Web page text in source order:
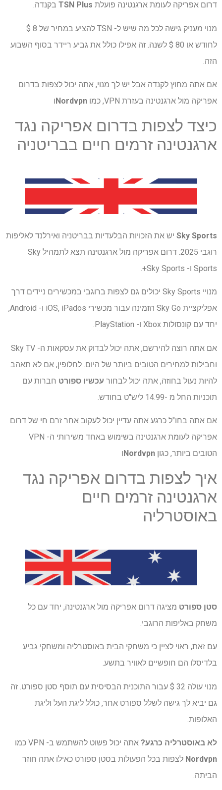
דרום אפריקה לעומת ארגנטינה פועלת TSN Plus בקנדה.
מנוי מעניק גישה לכל מה שיש ל- TSN להציע במחיר של 8 $
לחודש או 80 $ לשנה. זה אפילו כולל את גביע ריידר בסוף השבוע
הזה.
אם אתה מחוץ לקנדה אבל יש לך מנוי, אתה יכול לצפות בדרום
אפריקה מול ארגנטינה בעזרת VPN, כמו
Nordvpnו
כיצד לצפות בדרום אפריקה נגד
ארגנטינה זרמים חיים בבריטניה
Sky Sports יש את הזכויות הבלעדיות בבריטניה ואירלנד לאליפות
רוגבי 2025. דרום אפריקה מול ארגנטינה תצא לתמהיל Sky
Sports ו- Sky Sports+.
מנויי Sky Sports יכולים גם לצפות ברוגבי במכשירים ניידים דרך
אפליקציית Sky Go הזמינה עבור מכשירי iOS, iPados ו- Android,
יחד עם קונסולות Xbox ו- PlayStation.
אם אתה רוצה להירשם, אתה יכול לבדוק את עסקאות ה- Sky TV
וחבילות למחירים הטובים ביותר של היום. לחלופין, אם לא תאהב
להיות נעול בחוזה, אתה יכול לבחור עכשיו ספורט חברות עם
תוכניות החל מ -14.99 ליש"ט בחודש.
אם אתה בחו"ל כרגע אתה עדיין יכול לעקוב אחר זרם חי של דרום
אפריקה לעומת ארגנטינה בשימוש באחד משירותי ה- VPN
הטובים ביותר, כגון Nordvpn ו
איך לצפות בדרום אפריקה נגד
ארגנטינה זרמים חיים
באוסטרליה
סטן ספורט מציגה דרום אפריקה מול ארגנטינה, יחד עם כל
משחק באליפות הרוגבי.
עם זאת, ראוי לציין כי משחקי הבית באוסטרליה ומשחקי גביע
בלדיסלו הם חופשיים לאוויר בתשע.
מנוי עולה 32 $ עבור התוכנית הבסיסית עם תוסף סטן ספורט. זה
גם יביא לך גישה לשלל ספורט אחר, כולל ליגת העל וליגת
האלופות.
לא באוסטרליה כרגע? אתה יכול פשוט להשתמש ב- VPN כמו
Nordvpn לצפות בכל הפעולות בסטן ספורט כאילו אתה חוזר
הביתה.